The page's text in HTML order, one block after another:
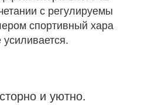
с регулируемы
спортивный хара
и уютно.